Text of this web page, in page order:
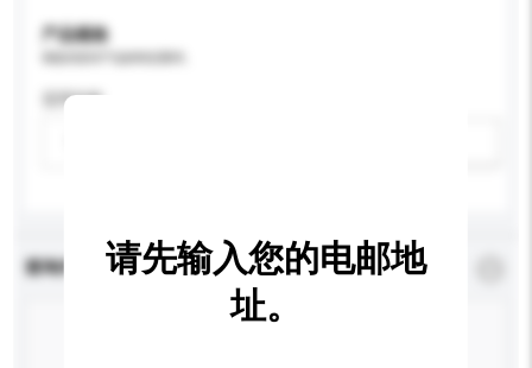
产品规格
适用年龄
查询内容 *必须填写
请先输入您的电邮地
址。